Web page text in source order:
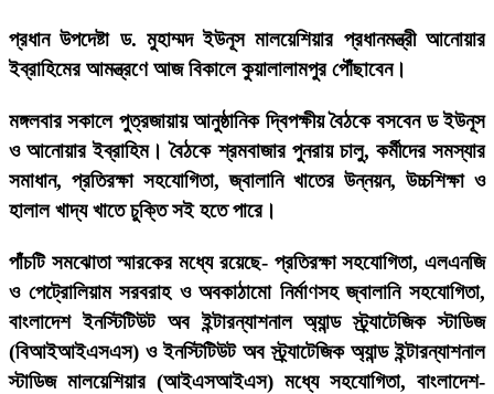
প্রধান উপদেষ্টা ড. মুহাম্মদ ইউনূস মালয়েশিয়ার প্রধানমন্ত্রী আনোয়ার
ইব্রাহিমের আমন্ত্রণে আজ বিকালে কুয়ালালামপুর পৌঁছাবেন।
মঙ্গলবার সকালে পুত্রজায়ায় আনুষ্ঠানিক দ্বিপক্ষীয় বৈঠকে বসবেন ড ইউনূস
ও আনোয়ার ইব্রাহিম। বৈঠকে শ্রমবাজার পুনরায় চালু, কর্মীদের সমস্যার
সমাধান, প্রতিরক্ষা সহযোগিতা, জ্বালানি খাতের উন্নয়ন, উচ্চশিক্ষা ও
হালাল খাদ্য খাতে চুক্তি সই হতে পারে।
পাঁচটি সমঝোতা স্মারকের মধ্যে রয়েছে- প্রতিরক্ষা সহযোগিতা, এলএনজি
ও পেট্রোলিয়াম সরবরাহ ও অবকাঠামো নির্মাণসহ জ্বালানি সহযোগিতা,
বাংলাদেশ ইনস্টিটিউট অব ইন্টারন্যাশনাল অ্যান্ড স্ট্র্যাটেজিক স্টাডিজ
(বিআইআইএসএস) ও ইনস্টিটিউট অব স্ট্র্যাটেজিক অ্যান্ড ইন্টারন্যাশনাল
স্টাডিজ মালয়েশিয়ার (আইএসআইএস) মধ্যে সহযোগিতা, বাংলাদেশ-